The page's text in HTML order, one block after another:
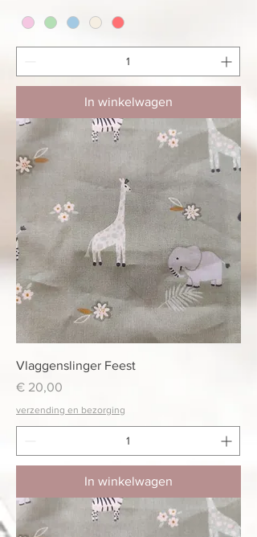
In winkelwagen
Vlaggenslinger Feest
Prijs
€ 20,00
verzending en bezorging
In winkelwagen